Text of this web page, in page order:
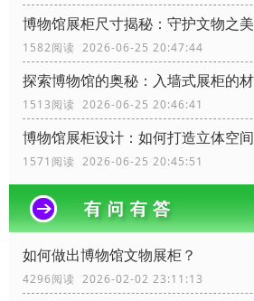
1582阅读 2026-06-25 20:47:44
探索博物馆的奥秘：入墙式展柜的
1513阅读 2026-06-25 20:46:41
博物馆展柜设计：如何打造立体空
1571阅读 2026-06-25 20:45:51
如何做出博物馆文物展柜？
4296阅读 2026-02-02 23:11:13